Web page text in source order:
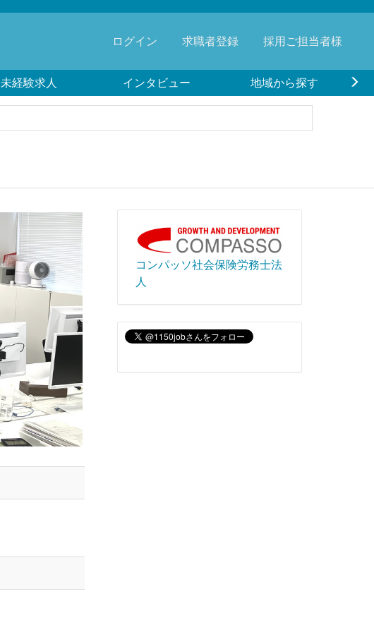
ログイン 求職者登録 採用ご担当者様
未経験求人 インタビュー 地域から探す
コンパッソ社会保険労務士法
人